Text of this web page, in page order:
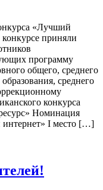
«Лучший
приняли
программу
общего, среднего
среднего
конкурса
Номинация
интернет» I место […]